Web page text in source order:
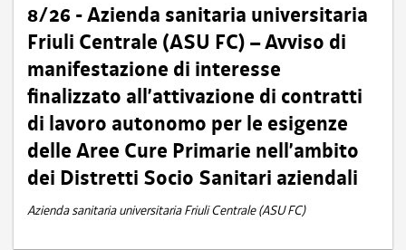
8/26 - Azienda sanitaria universitaria
Friuli Centrale (ASU FC) – Avviso di
manifestazione di interesse
finalizzato all’attivazione di contratti
di lavoro autonomo per le esigenze
delle Aree Cure Primarie nell’ambito
dei Distretti Socio Sanitari aziendali
Azienda sanitaria universitaria Friuli Centrale (ASU FC)